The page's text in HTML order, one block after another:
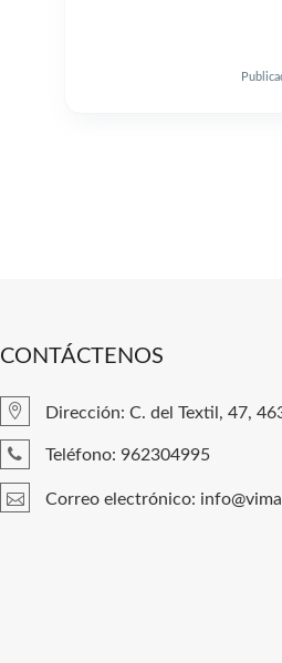
CONTÁCTENOS
Dirección: C. del Textil, 47,
Teléfono: 962304995
Correo electrónico: